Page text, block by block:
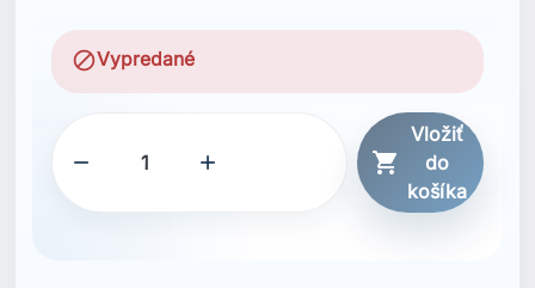
blockVypredané
  
Vložiť
do
košíka